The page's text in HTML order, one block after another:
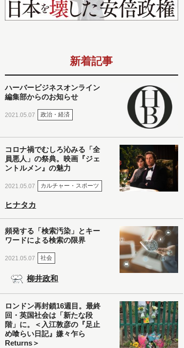
新着記事
ハーバービジネスオンライン
編集部からのお知らせ
2021.05.07 政治・経済
コロナ禍でむしろ沁みる「全
員悪人」の祭典。映画『ジェ
ントルメン』の魅力
2021.05.07 カルチャー・スポーツ
ヒナタカ
頻発する「検索汚染」とキー
ワードによる検索の限界
2021.05.07 社会
柳井政和
ロンドン再封鎖16週目。最終
回・英国社会は「新たな段
階」に。＜入江敦彦の『足止
め喰らい日記』嫌々乍ら
Returns＞